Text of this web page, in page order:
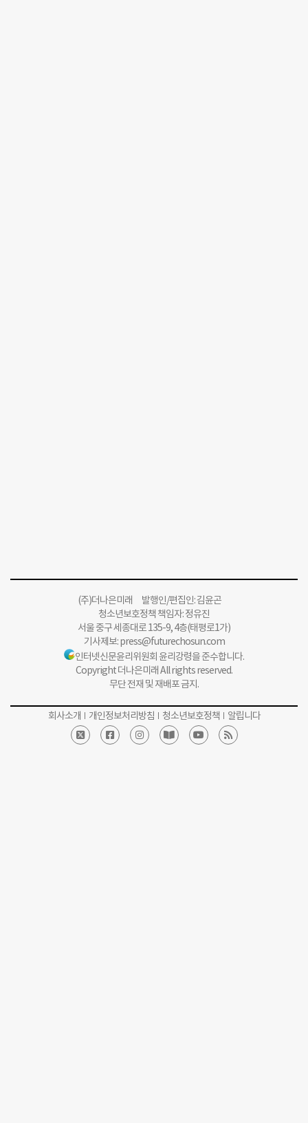
(주)더나은미래 발행인/편집인: 김윤곤
청소년보호정책 책임자: 정유진
서울 중구 세종대로 135-9, 4층(태평로1가)
기사제보:press@futurechosun.com
인터넷신문윤리위원회 윤리강령을 준수합니다.
Copyright 더나은미래 All rights reserved.
무단 전재 및 재배포 금지.
회사소개 개인정보처리방침 청소년보호정책 알립니다